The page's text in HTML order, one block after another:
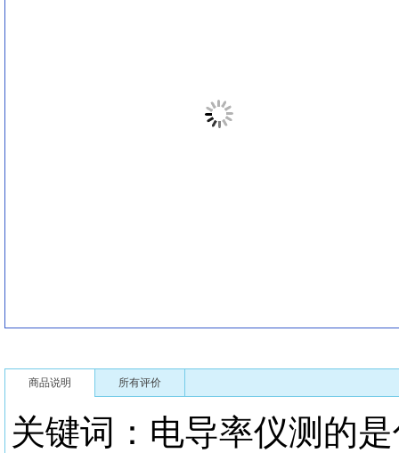
商品说明 所有评价
关键词：电导率仪测